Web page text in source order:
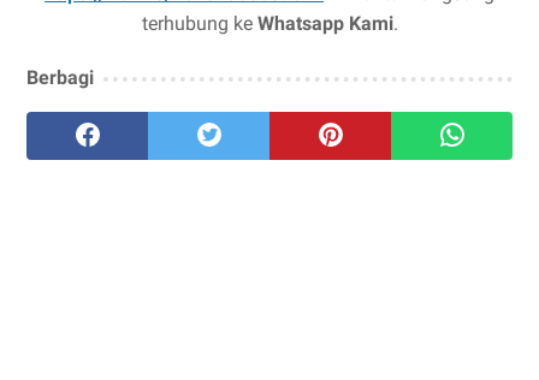
terhubung ke Whatsapp Kami.
Berbagi